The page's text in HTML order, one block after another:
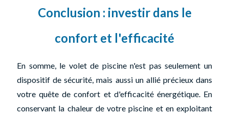
Conclusion : investir dans le
confort et l'efficacité
En somme, le volet de piscine n'est pas seulement un
dispositif de sécurité, mais aussi un allié précieux dans
votre quête de confort et d'efficacité énergétique. En
conservant la chaleur de votre piscine et en exploitant